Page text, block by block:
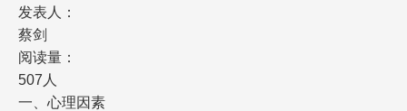
发表人：
蔡剑
阅读量：
507人
一、心理因素